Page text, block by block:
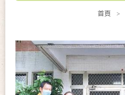
首頁